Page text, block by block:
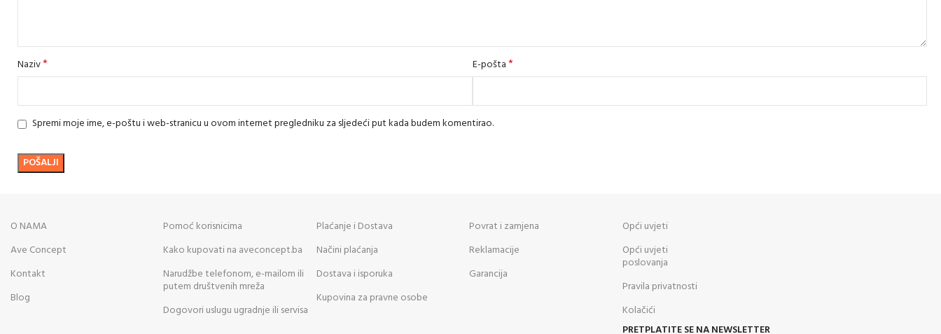
Naziv* E-pošta*
Spremi moje ime, e-poštu i web-stranicu u ovom internet pregledniku za sljedeći put kada budem komentirao.
O NAMA
Ave Concept
Kontakt
Blog
Pomoć korisnicima
Kako kupovati na aveconcept.ba
Narudžbe telefonom, e-mailom ili
putem društvenih mreža
Dogovori uslugu ugradnje ili servisa
Plaćanje i Dostava
Načini plaćanja
Dostava i isporuka
Kupovina za pravne osobe
Povrat i zamjena
Reklamacije
Garancija
Opći uvjeti
Opći uvjeti
poslovanja
Pravila privatnosti
Kolačići
PRETPLATITE SE NA NEWSLETTER